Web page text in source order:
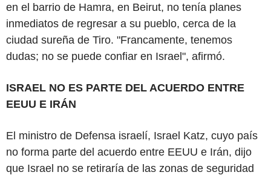
en el barrio de Hamra, en Beirut, no tenía planes
inmediatos de regresar a su pueblo, cerca de la
ciudad sureña de Tiro. "Francamente, tenemos
dudas; no se puede confiar en Israel", afirmó.
ISRAEL NO ES PARTE DEL ACUERDO ENTRE
EEUU E IRÁN
El ministro de Defensa israelí, Israel Katz, cuyo país
no forma parte del acuerdo entre EEUU e Irán, dijo
que Israel no se retiraría de las zonas de seguridad